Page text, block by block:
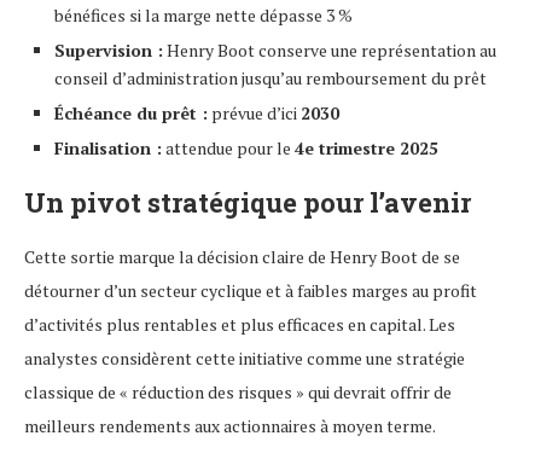
bénéfices si la marge nette dépasse 3 %
Supervision : Henry Boot conserve une représentation au
conseil d’administration jusqu’au remboursement du prêt
Échéance du prêt : prévue d’ici 2030
Finalisation : attendue pour le 4e trimestre 2025
Un pivot stratégique pour l’avenir
Cette sortie marque la décision claire de Henry Boot de se
détourner d’un secteur cyclique et à faibles marges au profit
d’activités plus rentables et plus efficaces en capital. Les
analystes considèrent cette initiative comme une stratégie
classique de « réduction des risques » qui devrait offrir de
meilleurs rendements aux actionnaires à moyen terme.